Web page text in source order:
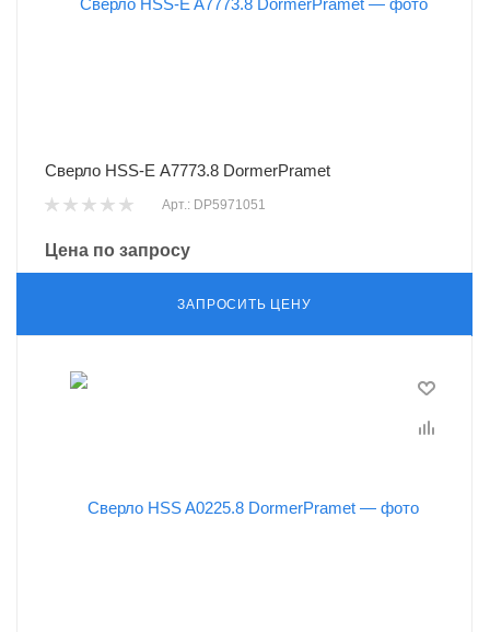
Сверло HSS-E A7773.8 DormerPramet
Арт.: DP5971051
Цена по запросу
ЗАПРОСИТЬ ЦЕНУ